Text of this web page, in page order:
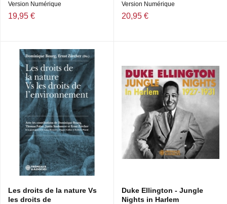
Version Numérique
19,95 €
Version Numérique
20,95 €
Les droits de la nature Vs
les droits de
Duke Ellington - Jungle
Nights in Harlem